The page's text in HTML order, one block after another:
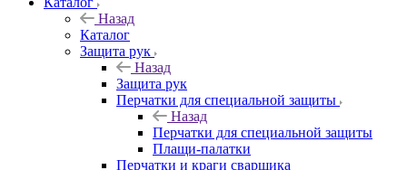
Назад
Каталог
Защита рук
Назад
Защита рук
Перчатки для специальной защиты
Назад
Перчатки для специальной защиты
Плащи-палатки
Перчатки и краги сварщика